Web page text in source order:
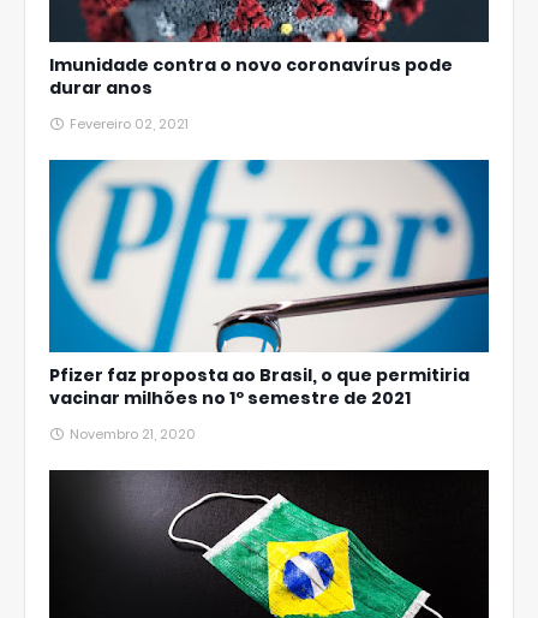
Imunidade contra o novo coronavírus pode
durar anos
Fevereiro 02, 2021
Pfizer faz proposta ao Brasil, o que permitiria
vacinar milhões no 1º semestre de 2021
Novembro 21, 2020